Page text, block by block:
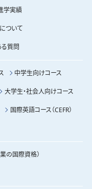
学実績
ついて
る質問
中学生向けコース
大学生・社会人向けコース
国際英語コース（CEFR）
の国際資格）